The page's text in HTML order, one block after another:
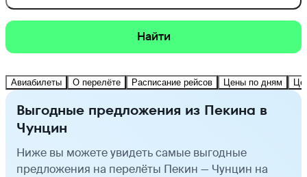
Найти
Авиабилеты О перелёте Расписание рейсов Цены по дням
Выгодные предложения из Пекина в
Чунцин
Ниже вы можете увидеть самые выгодные
предложения на перелёты Пекин — Чунцин на